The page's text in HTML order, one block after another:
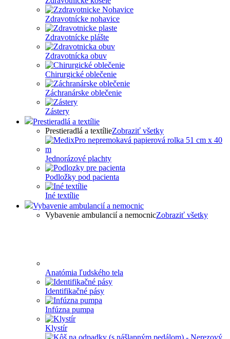
Zdravotnícke nohavice
Zdravotnícke plášte
Zdravotnícka obuv
Chirurgické oblečenie
Záchranárske oblečenie
Zástery
Prestieradlá a textílie
Prestieradlá a textílieZobraziť všetky
Jednorázové plachty
Podložky pod pacienta
Iné textílie
Vybavenie ambulancií a nemocnic
Vybavenie ambulancií a nemocnicZobraziť všetky
Anatómia ľudského tela
Identifikačné pásy
Infúzna pumpa
Klystír